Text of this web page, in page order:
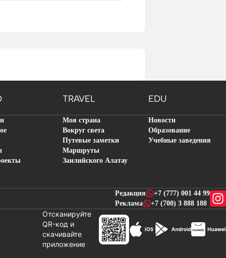
TRAVEL EDU
Моя страна
Вокруг света
Путевые заметки
Маршруты
Заилийского Алатау
Новости
Образование
Учебные заведения
Редакция
+7 (777) 001 44 99
Реклама
+7 (700) 3 888 188
Отсканируйте
QR-код и
скачивайте
приложениеновостей